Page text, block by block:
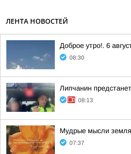
ЛЕНТА НОВОСТЕЙ
Доброе утро!. 6
08:30
Липчанин
08:13
Мудрые мысли
07:37